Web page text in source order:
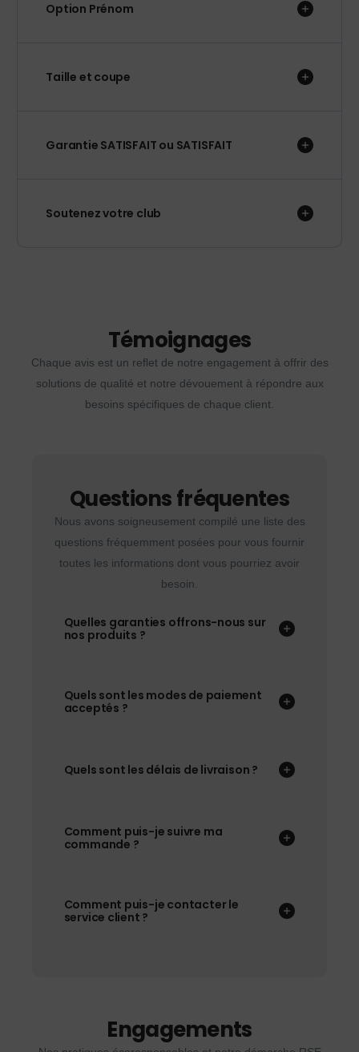
Option Prénom
Taille et coupe
Garantie SATISFAIT ou SATISFAIT
Soutenez votre club
Témoignages
Chaque avis est un reflet de notre engagement à offrir des
solutions de qualité et notre dévouement à répondre aux
besoins spécifiques de chaque client.
Questions fréquentes
Nous avons soigneusement compilé une liste des
questions fréquemment posées pour vous fournir
toutes les informations dont vous pourriez avoir
besoin.
Quelles garanties offrons-nous sur
nos produits ?
Quels sont les modes de paiement
acceptés ?
Quels sont les délais de livraison ?
Comment puis-je suivre ma
commande ?
Comment puis-je contacter le
service client ?
Engagements